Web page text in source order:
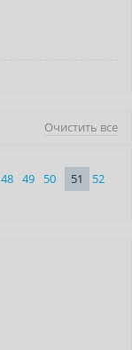
Очистить все
48 49 50 51
52